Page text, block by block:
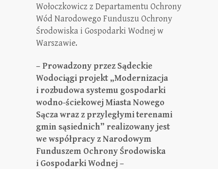
Wołoczkowicz z Departamentu Ochrony
Wód Narodowego Funduszu Ochrony
Środowiska i Gospodarki Wodnej w
Warszawie.
– Prowadzony przez Sądeckie
Wodociągi projekt „Modernizacja
i rozbudowa systemu gospodarki
wodno-ściekowej Miasta Nowego
Sącza wraz z przyległymi terenami
gmin sąsiednich” realizowany jest
we współpracy z Narodowym
Funduszem Ochrony Środowiska
i Gospodarki Wodnej –